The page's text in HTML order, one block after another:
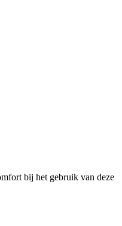
bij het gebruik van deze